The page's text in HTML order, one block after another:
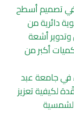
في تصميم أسطح
دائرية من
أشعة
أكبر من
في جامعة عبد
لكيفية تعزيز